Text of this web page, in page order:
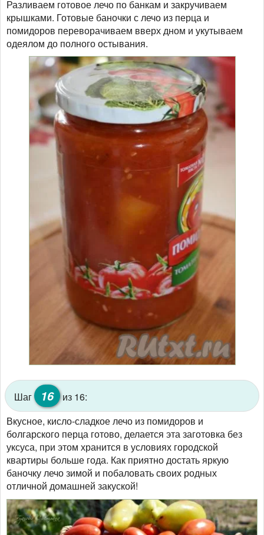
Разливаем готовое лечо по банкам и закручиваем
крышками. Готовые баночки с лечо из перца и
помидоров переворачиваем вверх дном и укутываем
одеялом до полного остывания.
Шаг 16 из 16:
Вкусное, кисло-сладкое лечо из помидоров и
болгарского перца готово, делается эта заготовка без
уксуса, при этом хранится в условиях городской
квартиры больше года. Как приятно достать яркую
баночку лечо зимой и побаловать своих родных
отличной домашней закуской!